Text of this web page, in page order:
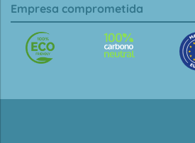
Empresa comprometida